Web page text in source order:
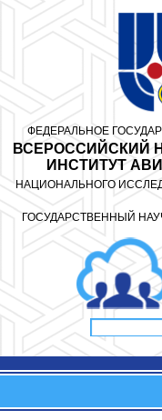
ФЕДЕРАЛЬНОЕ
ВСЕРОССИЙСКИЙ
ИНСТИТУТ
НАЦИОНАЛЬНОГО
ГОСУДАРСТВЕННЫЙ